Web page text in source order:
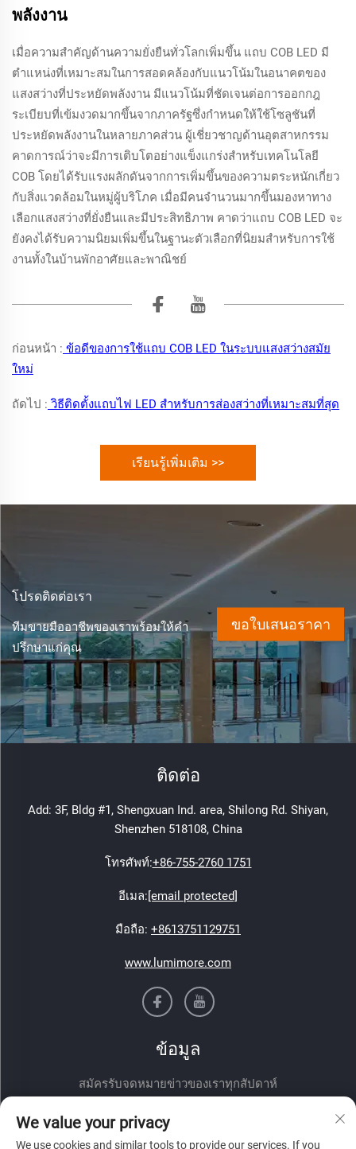
พลังงาน
เมื่อความสำคัญด้านความยั่งยืนทั่วโลกเพิ่มขึ้น แถบ COB LED มี
ตำแหน่งที่เหมาะสมในการสอดคล้องกับแนวโน้มในอนาคตของ
แสงสว่างที่ประหยัดพลังงาน มีแนวโน้มที่ชัดเจนต่อการออกกฎ
ระเบียบที่เข้มงวดมากขึ้นจากภาครัฐซึ่งกำหนดให้ใช้โซลูชันที่
ประหยัดพลังงานในหลายภาคส่วน ผู้เชี่ยวชาญด้านอุตสาหกรรม
คาดการณ์ว่าจะมีการเติบโตอย่างแข็งแกร่งสำหรับเทคโนโลยี
COB โดยได้รับแรงผลักดันจากการเพิ่มขึ้นของความตระหนักเกี่ยว
กับสิ่งแวดล้อมในหมู่ผู้บริโภค เมื่อมีคนจำนวนมากขึ้นมองหาทาง
เลือกแสงสว่างที่ยั่งยืนและมีประสิทธิภาพ คาดว่าแถบ COB LED จะ
ยังคงได้รับความนิยมเพิ่มขึ้นในฐานะตัวเลือกที่นิยมสำหรับการใช้
งานทั้งในบ้านพักอาศัยและพาณิชย์
ก่อนหน้า : ข้อดีของการใช้แถบ COB LED ในระบบแสงสว่างสมัย
ใหม่
ถัดไป : วิธีติดตั้งแถบไฟ LED สำหรับการส่องสว่างที่เหมาะสมที่สุด
เรียนรู้เพิ่มเติม >>
โปรดติดต่อเรา
ทีมขายมืออาชีพของเราพร้อมให้คำ
ปรึกษาแก่คุณ
ขอใบเสนอราคา
ติดต่อ
Add: 3F, Bldg #1, Shengxuan Ind. area, Shilong Rd. Shiyan,
Shenzhen 518108, China
โทรศัพท์:+86-755-2760 1751
อีเมล:[email protected]
มือถือ: +8613751129751
www.lumimore.com
ข้อมูล
สมัครรับจดหมายข่าวของเราทุกสัปดาห์
We value your privacy
We use cookies and similar tools to provide our services. If you